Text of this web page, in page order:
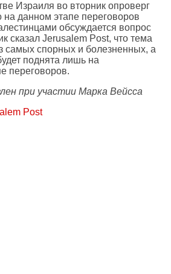
Израиля во вторник опроверг
данном этапе переговоров
обсуждается вопрос
сказал Jerusalem Post, что тема
самых спорных и болезненных, а
поднята лишь на
переговоров.
при участии Марка Вейсса
Post